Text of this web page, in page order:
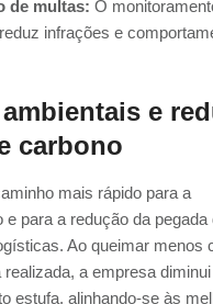
de multas: O
infrações e
e
carbono
mais rápido para a
e para a redução da pegada
Ao queimar menos
realizada, a empresa
estufa, alinhando-se às